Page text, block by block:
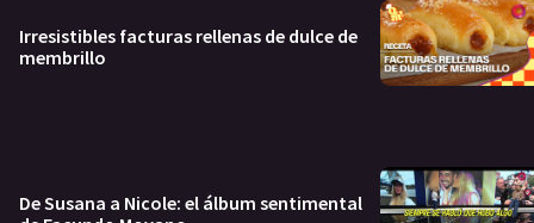
Irresistibles facturas rellenas de dulce de
membrillo
De Susana a Nicole: el álbum sentimental